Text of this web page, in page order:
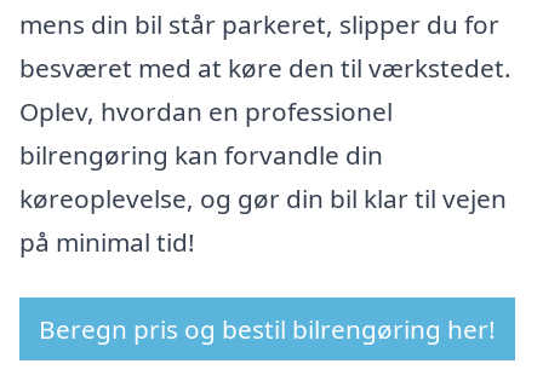
mens din bil står parkeret, slipper du for
besværet med at køre den til værkstedet.
Oplev, hvordan en professionel
bilrengøring kan forvandle din
køreoplevelse, og gør din bil klar til vejen
på minimal tid!
Beregn pris og bestil bilrengøring her!